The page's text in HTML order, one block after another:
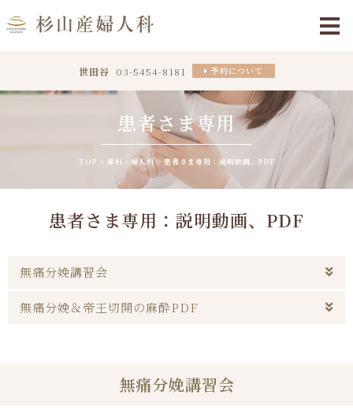
世田谷 03-5454-8181 予約について
患者さま専用
TOP 産科・婦人科 患者さま専用：説明動画、PDF
患者さま専用：説明動画、PDF
無痛分娩講習会
無痛分娩＆帝王切開の麻酔PDF
無痛分娩講習会